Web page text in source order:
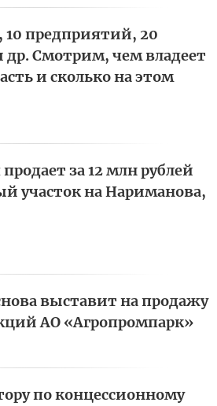
10 предприятий, 20
др. Смотрим, чем владеет
и сколько на этом
за 12 млн рублей
участок на Нариманова,
выставит на продажу
АО «Агропромпарк»
по концессионному